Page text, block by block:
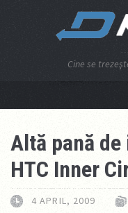
Cine se
Altă pană
HTC Inner
4 APRIL, 2009